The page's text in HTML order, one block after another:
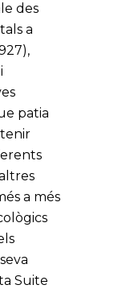
des
a
patia
a més
Suite